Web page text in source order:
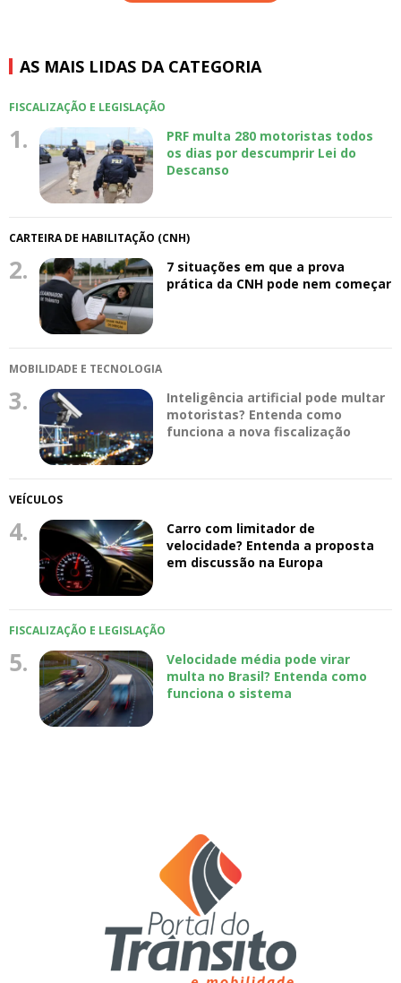
AS MAIS LIDAS DA CATEGORIA
FISCALIZAÇÃO E LEGISLAÇÃO
1.
PRF multa 280 motoristas todos
os dias por descumprir Lei do
Descanso
CARTEIRA DE HABILITAÇÃO (CNH)
2.
7 situações em que a prova
prática da CNH pode nem começar
MOBILIDADE E TECNOLOGIA
3.
Inteligência artificial pode multar
motoristas? Entenda como
funciona a nova fiscalização
VEÍCULOS
4.
Carro com limitador de
velocidade? Entenda a proposta
em discussão na Europa
FISCALIZAÇÃO E LEGISLAÇÃO
5.
Velocidade média pode virar
multa no Brasil? Entenda como
funciona o sistema